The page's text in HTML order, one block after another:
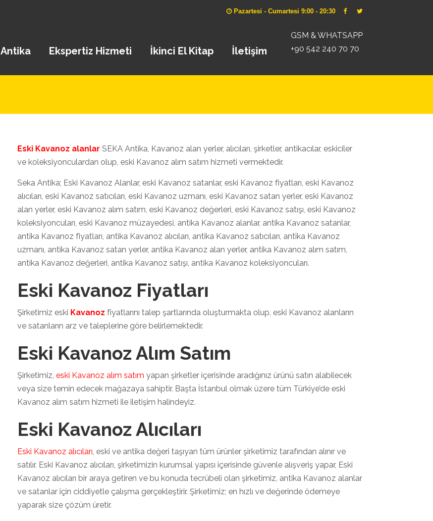
Pazartesi - Cumartesi 9:00 - 20:30
GSM & WHATSAPP
+90 542 240 70 70
Antika Ekspertiz Hizmeti İkinci El Kitap İletişim
Eski Kavanoz alanlar SEKA Antika, Kavanoz alan yerler, alıcıları, şirketler, antikacılar, eskiciler
ve koleksiyonculardan olup, eski Kavanoz alım satım hizmeti vermektedir.
Seka Antika; Eski Kavanoz Alanlar, eski Kavanoz satanlar, eski Kavanoz fiyatları, eski Kavanoz
alıcıları, eski Kavanoz satıcıları, eski Kavanoz uzmanı, eski Kavanoz satan yerler, eski Kavanoz
alan yerler, eski Kavanoz alım satım, eski Kavanoz değerleri, eski Kavanoz satışı, eski Kavanoz
koleksiyoncuları, eski Kavanoz müzayedesi, antika Kavanoz alanlar, antika Kavanoz satanlar,
antika Kavanoz fiyatları, antika Kavanoz alıcıları, antika Kavanoz satıcıları, antika Kavanoz
uzmanı, antika Kavanoz satan yerler, antika Kavanoz alan yerler, antika Kavanoz alım satım,
antika Kavanoz değerleri, antika Kavanoz satışı, antika Kavanoz koleksiyoncuları.
Eski Kavanoz Fiyatları
Şirketimiz eski Kavanoz fiyatlarını talep şartlarında oluşturmakta olup, eski Kavanoz alanların
ve satanların arz ve taleplerine göre belirlemektedir.
Eski Kavanoz Alım Satım
Şirketimiz, eski Kavanoz alım satım yapan şirketler içerisinde aradığınız ürünü satın alabilecek
veya size temin edecek mağazaya sahiptir. Başta İstanbul olmak üzere tüm Türkiye’de eski
Kavanoz alım satım hizmeti ile iletişim halindeyiz.
Eski Kavanoz Alıcıları
Eski Kavanoz alıcıları, eski ve antika değeri taşıyan tüm ürünler şirketimiz tarafından alınır ve
satılır. Eski Kavanoz alıcıları, şirketimizin kurumsal yapısı içerisinde güvenle alışveriş yapar, Eski
Kavanoz alıcıları bir araya getiren ve bu konuda tecrübeli olan şirketimiz, antika Kavanoz alanlar
ve satanlar için ciddiyetle çalışma gerçekleştirir. Şirketimiz; en hızlı ve değerinde ödemeye
yaparak size çözüm üretir.